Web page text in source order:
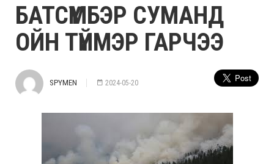
БАТСҮМБЭР СУМАНД
ОЙН ТҮЙМЭР ГАРЧЭЭ
SPYMEN 2024-05-20